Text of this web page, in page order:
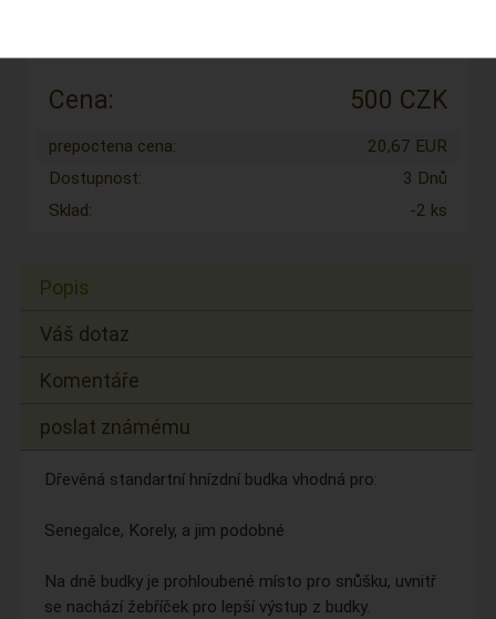
Cena: 500 CZK
prepoctena cena:
20,67 EUR
Dostupnost:
3 Dnů
Sklad:
-2 ks
Popis
Váš dotaz
Komentáře
poslat známému
Dřevěná standartní hnízdní budka vhodná pro:
Senegalce, Korely, a jim podobné
Na dně budky je prohloubené místo pro snůšku, uvnitř
se nachází žebříček pro lepší výstup z budky.